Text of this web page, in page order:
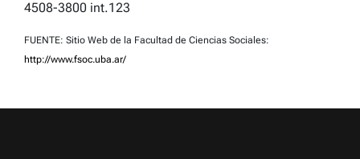
4508-3800 int.123
FUENTE: Sitio Web de la Facultad de Ciencias Sociales:
http://www.fsoc.uba.ar/